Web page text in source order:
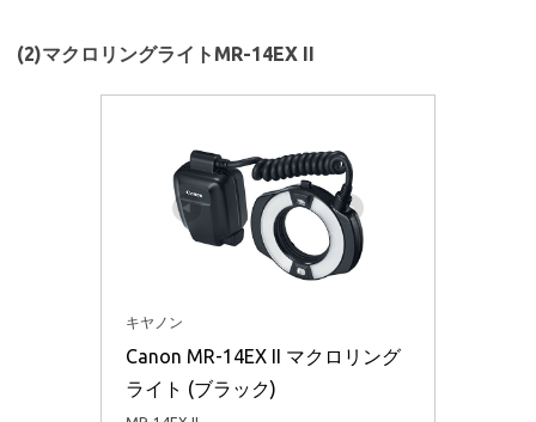
(2)マクロリングライトMR-14EX II
キヤノン
Canon MR-14EX II マクロリング
ライト (ブラック)